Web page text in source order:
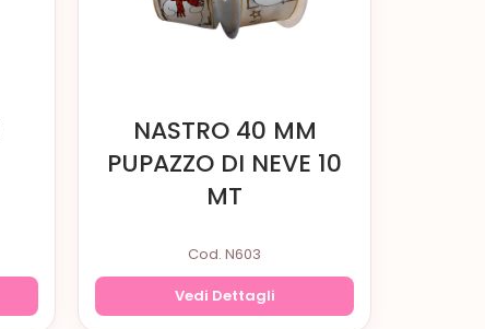
NASTRO 40 MM
PUPAZZO DI NEVE 10
MT
Cod. N603
Vedi Dettagli